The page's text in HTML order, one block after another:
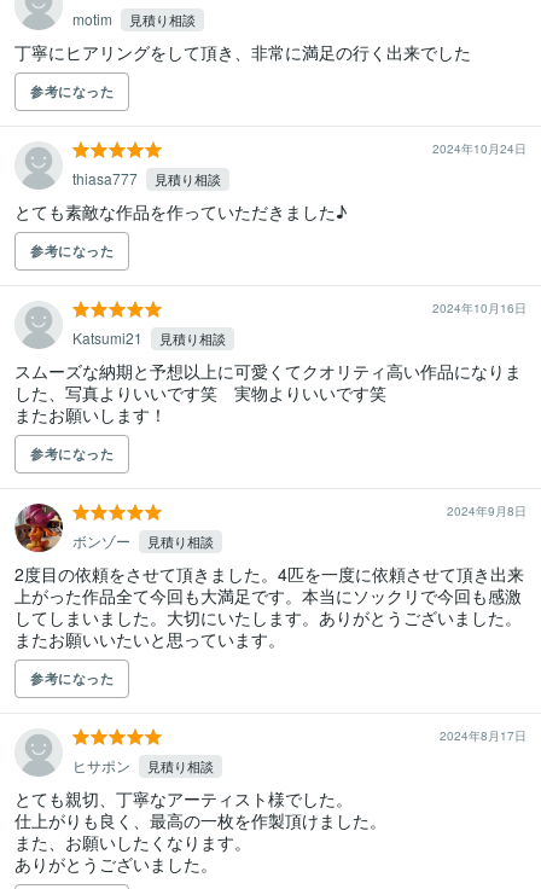
motim 見積り相談
丁寧にヒアリングをして頂き、非常に満足の行く出来でした
参考になった
2024年10月24日
thiasa777 見積り相談
とても素敵な作品を作っていただきました♪
参考になった
2024年10月16日
Katsumi21 見積り相談
スムーズな納期と予想以上に可愛くてクオリティ高い作品になりま
した、写真よりいいです笑　実物よりいいです笑
またお願いします！
参考になった
2024年9月8日
ボンゾー 見積り相談
2度目の依頼をさせて頂きました。4匹を一度に依頼させて頂き出来
上がった作品全て今回も大満足です。本当にソックリで今回も感激
してしまいました。大切にいたします。ありがとうございました。
またお願いいたいと思っています。
参考になった
2024年8月17日
ヒサポン 見積り相談
とても親切、丁寧なアーティスト様でした。
仕上がりも良く、最高の一枚を作製頂けました。
また、お願いしたくなります。
ありがとうございました。